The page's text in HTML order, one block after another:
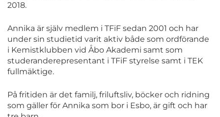
2018.
Annika är själv medlem i TFiF sedan 2001 och har
under sin studietid varit aktiv både som ordförande
i Kemistklubben vid Åbo Akademi samt som
studeranderepresentant i TFiF styrelse samt i TEK
fullmäktige.
På fritiden är det familj, friluftsliv, böcker och ridning
som gäller för Annika som bor i Esbo, är gift och har